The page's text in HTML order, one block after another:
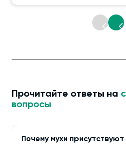
Прочитайте ответы на
вопросы
Почему мухи